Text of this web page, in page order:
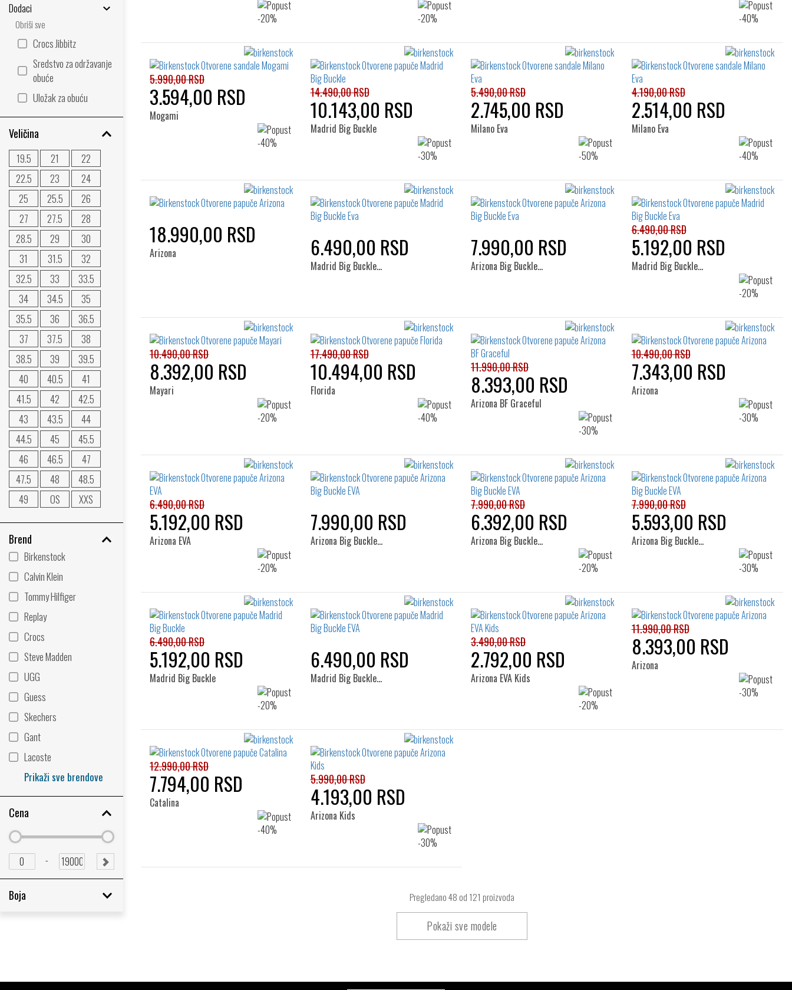
Dodaci
Obriši sve
Crocs Jibbitz
Sredstvo za održavanje
obuće
Uložak za obuću
Veličina
19.5 21
22
22.5
23
24
25
25.5
26
27
27.5
28
28.5
29
30
31
31.5
32
32.5
33
33.5
34
34.5
35
35.5
36
36.5
37
37.5
38
38.5
39
39.5
40
40.5
41
41.5
42
42.5
43
43.5
44
44.5
45
45.5
46
46.5
47
47.5
48
48.5
49
OS XXS
Brend
Birkenstock
Calvin Klein
Tommy Hilfiger
Replay
Crocs
Steve Madden
UGG
Guess
Skechers
Gant
Lacoste
Prikaži sve brendove
Cena
Minimum
price
Minimum
price
Minimum
price
-
Maximum
price
SUBMIT
Boja
5.990,00 RSD
3.594,00 RSD
Mogami
14.490,00 RSD
10.143,00 RSD
Madrid Big Buckle
5.490,00 RSD
2.745,00 RSD
Milano Eva
4.190,00 RSD
2.514,00 RSD
Milano Eva
18.990,00 RSD
Arizona 6.490,00 RSD
Madrid Big Buckle…
7.990,00 RSD
Arizona Big Buckle…
6.490,00 RSD
5.192,00 RSD
Madrid Big Buckle…
10.490,00 RSD
8.392,00 RSD
Mayari
17.490,00 RSD
10.494,00 RSD
Florida
11.990,00 RSD
8.393,00 RSD
Arizona BF Graceful
10.490,00 RSD
7.343,00 RSD
Arizona
6.490,00 RSD
5.192,00 RSD
Arizona EVA
7.990,00 RSD
Arizona Big Buckle…
7.990,00 RSD
6.392,00 RSD
Arizona Big Buckle…
7.990,00 RSD
5.593,00 RSD
Arizona Big Buckle…
6.490,00 RSD
5.192,00 RSD
Madrid Big Buckle
6.490,00 RSD
Madrid Big Buckle…
3.490,00 RSD
2.792,00 RSD
Arizona EVA Kids
11.990,00 RSD
8.393,00 RSD
Arizona
12.990,00 RSD
7.794,00 RSD
Catalina
5.990,00 RSD
4.193,00 RSD
Arizona Kids
Pregledano48 od 121 proizvoda
Pokaži sve modele